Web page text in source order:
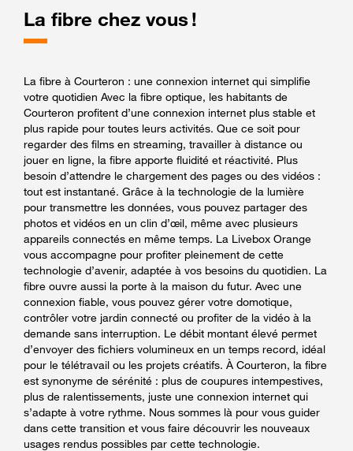
La fibre chez vous !
La fibre à Courteron : une connexion internet qui simplifie
votre quotidien Avec la fibre optique, les habitants de
Courteron profitent d’une connexion internet plus stable et
plus rapide pour toutes leurs activités. Que ce soit pour
regarder des films en streaming, travailler à distance ou
jouer en ligne, la fibre apporte fluidité et réactivité. Plus
besoin d’attendre le chargement des pages ou des vidéos :
tout est instantané. Grâce à la technologie de la lumière
pour transmettre les données, vous pouvez partager des
photos et vidéos en un clin d’œil, même avec plusieurs
appareils connectés en même temps. La Livebox Orange
vous accompagne pour profiter pleinement de cette
technologie d’avenir, adaptée à vos besoins du quotidien. La
fibre ouvre aussi la porte à la maison du futur. Avec une
connexion fiable, vous pouvez gérer votre domotique,
contrôler votre jardin connecté ou profiter de la vidéo à la
demande sans interruption. Le débit montant élevé permet
d’envoyer des fichiers volumineux en un temps record, idéal
pour le télétravail ou les projets créatifs. À Courteron, la fibre
est synonyme de sérénité : plus de coupures intempestives,
plus de ralentissements, juste une connexion internet qui
s’adapte à votre rythme. Nous sommes là pour vous guider
dans cette transition et vous faire découvrir les nouveaux
usages rendus possibles par cette technologie.